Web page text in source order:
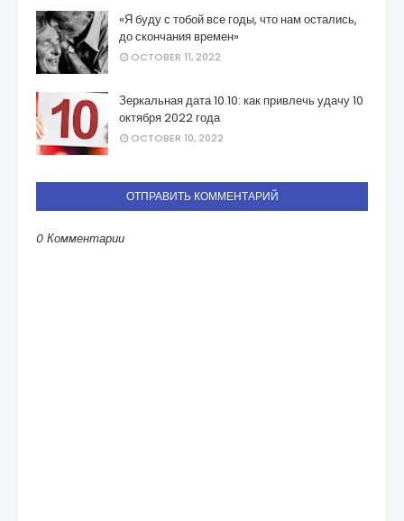
«Я буду с тобой все годы, что нам остались,
до скончания времен»
OCTOBER 11, 2022
Зеркальная дата 10.10: как привлечь удачу 10
октября 2022 года
OCTOBER 10, 2022
ОТПРАВИТЬ КОММЕНТАРИЙ
0 Комментарии